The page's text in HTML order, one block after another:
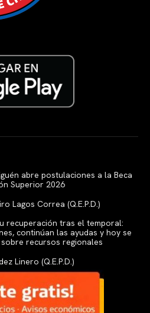
abre postulaciones a la Beca
Superior 2026
Lagos Correa (Q.E.P.D.)
recuperación tras el temporal:
continúan las ayudas y hoy se
recursos regionales
Linero (Q.E.P.D.)